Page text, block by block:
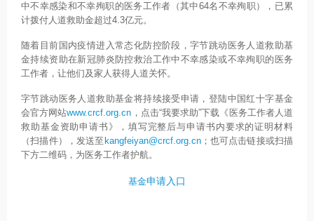
中不幸感染和不幸殉职的医务工作者（其中64名不幸殉职），已累
计拨付人道救助金超过4.3亿元。
随着目前国内疫情进入常态化防控阶段，字节跳动医务人道救助基
金持续资助在新冠肺炎防控救治工作中不幸感染或不幸殉职的医务
工作者，让他们及家人获得人道关怀。
字节跳动医务人道救助基金将持续接受申请，登陆中国红十字基金
会官方网站www.crcf.org.cn ，点击“我要求助”下载《医务工作者人道
救助基金资助申请书》，填写完整后与申请书内要求的证明材料
（扫描件），发送至 kangfeiyan@crcf.org.cn；也可点击链接或扫描
下方二维码，为医务工作者护航。
基金申请入口